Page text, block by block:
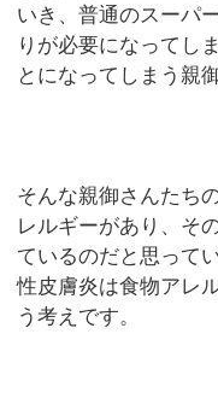
いき、普通のスーパ
りが必要になってし
とになってしまう親
そんな親御さんたち
レルギーがあり、そ
ているのだと思って
性皮膚炎は食物アレ
う考えです。